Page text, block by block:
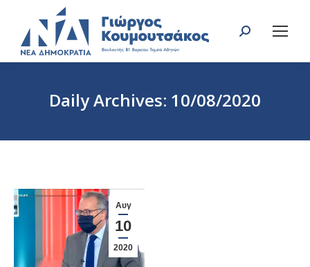
Search:
Daily Archives: 10/08/2020
Αυγ
10
2020